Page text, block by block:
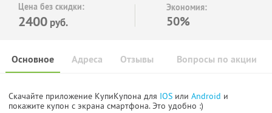
Цена без скидки:
2400 руб.
Экономия:
50%
Основное Отзывы Вопросы по акции
Адреса
Скачайте приложение КупиКупона для IOS или Android и
покажите купон с экрана смартфона. Это удобно :)